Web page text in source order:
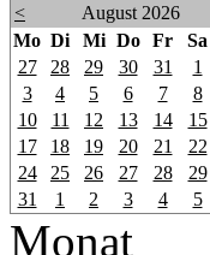
< August 2026
Mo Di Mi Do Fr Sa
27
28 29 30 31 1
3
4 5 6 7 8
10
11 12 13 14 15
17
18 19 20 21 22
24
25 26 27 28 29
31
1 2 3 4 5
Monat